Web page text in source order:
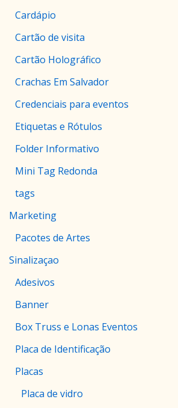
Cardápio
Cartão de visita
Cartão Holográfico
Crachas Em Salvador
Credenciais para eventos
Etiquetas e Rótulos
Folder Informativo
Mini Tag Redonda
tags
Marketing
Pacotes de Artes
Sinalizaçao
Adesivos
Banner
Box Truss e Lonas Eventos
Placa de Identificação
Placas
Placa de vidro